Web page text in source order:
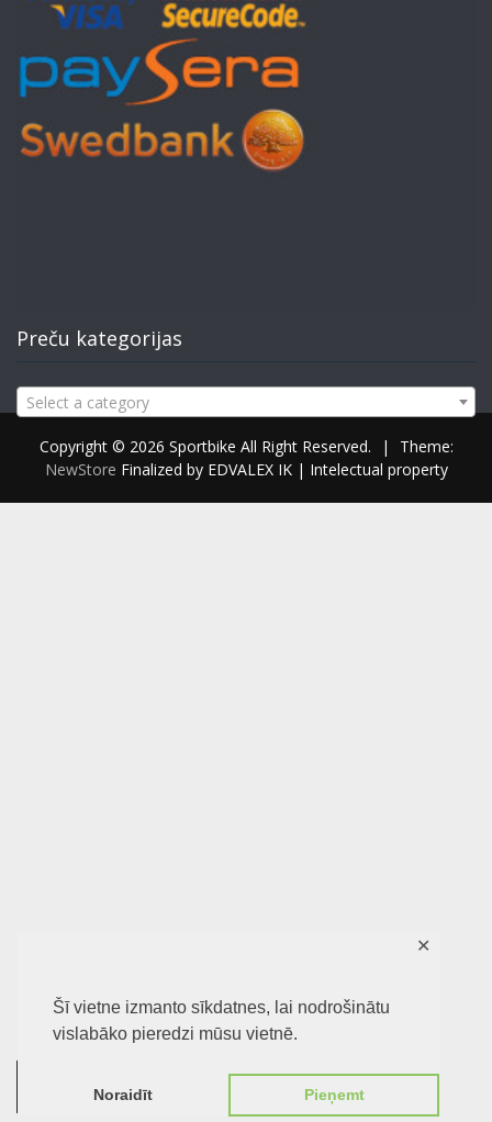
Šī vietne izmanto sīkdatnes, lai nodrošinātu
vislabāko pieredzi mūsu vietnē.
Noraidīt Pieņemt
✕
Preču kategorijas
Select a category
Copyright © 2026 Sportbike All Right Reserved. |
Theme:
NewStore Finalized by EDVALEX IK | Intelectual property